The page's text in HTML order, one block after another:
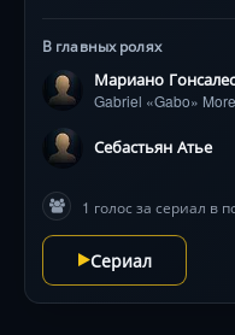
найдет друзей,
яркие победы.
В главных ролях
Мариано
Gabriel «Gabo»
Себастьян Атье
1 голос за сериал в
Сериал